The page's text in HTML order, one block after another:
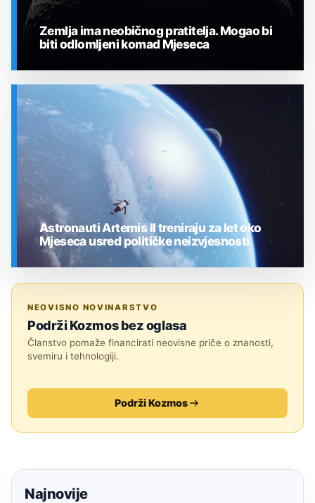
SVEMIR
Zemlja ima neobičnog pratitelja. Mogao bi
biti odlomljeni komad Mjeseca
Astronauti Artemis II treniraju za let oko
Mjeseca usred političke neizvjesnosti
NEOVISNO NOVINARSTVO
Podrži Kozmos bez oglasa
Članstvo pomaže financirati neovisne priče o znanosti,
svemiru i tehnologiji.
Podrži Kozmos
Najnovije